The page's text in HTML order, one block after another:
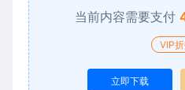
当前内容需要支付
VIP
立即下载